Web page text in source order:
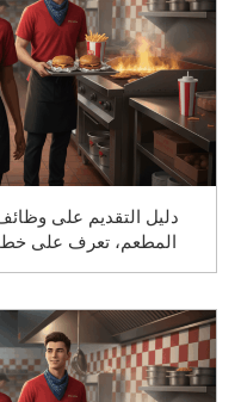
دليل التقديم على
المطعم، تعرف على